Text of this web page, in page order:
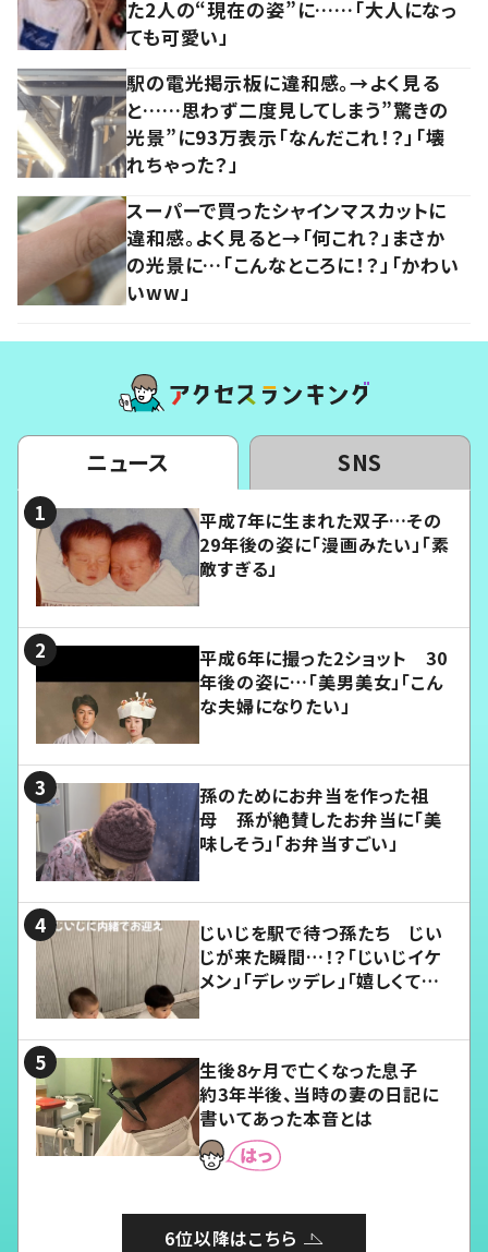
た2人の“現在の姿”に……「大人になっ
ても可愛い」
駅の電光掲示板に違和感。→よく見る
と……思わず二度見してしまう”驚きの
光景”に93万表示「なんだこれ！？」「壊
れちゃった？」
スーパーで買ったシャインマスカットに
違和感。よく見ると→「何これ？」まさか
の光景に…「こんなところに！？」「かわい
いww」
ニュース SNS
平成7年に生まれた双子…その
29年後の姿に「漫画みたい」「素
敵すぎる」
平成6年に撮った2ショット 30
年後の姿に…「美男美女」「こん
な夫婦になりたい」
孫のためにお弁当を作った祖
母 孫が絶賛したお弁当に「美
味しそう」「お弁当すごい」
じいじを駅で待つ孫たち じい
じが来た瞬間…！？「じいじイケ
メン」「デレッデレ」「嬉しくて可
生後8ヶ月で亡くなった息子
約3年半後、当時の妻の日記に
書いてあった本音とは
6位以降はこちら